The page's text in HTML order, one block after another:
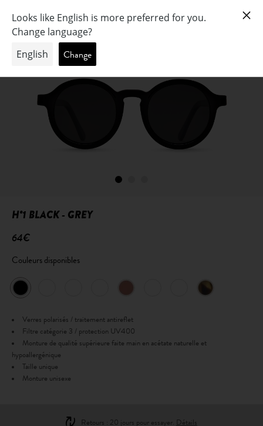
H°1 BLACK - GREY
64€
Couleurs disponibles
Verres polarisés / traitement antireflet
Filtre catégorie 3 / protection UV400
Monture de qualité supérieure faite main en acétate naturelle et
hypoallergénique
Taille unique
Monture unisexe
Retours : 20 jours pour essayer. Détails